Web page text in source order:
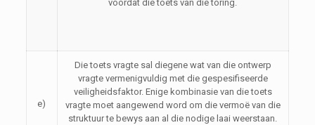
voordat die toets van die toring.
e)
Die toets vragte sal diegene wat van die ontwerp
vragte vermenigvuldig met die gespesifiseerde
veiligheidsfaktor. Enige kombinasie van die toets
vragte moet aangewend word om die vermoë van die
struktuur te bewys aan al die nodige laai weerstaan.